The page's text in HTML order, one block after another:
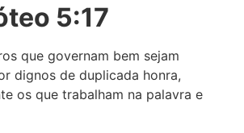
5:17
que governam bem sejam
dignos de duplicada honra,
os que trabalham na palavra e